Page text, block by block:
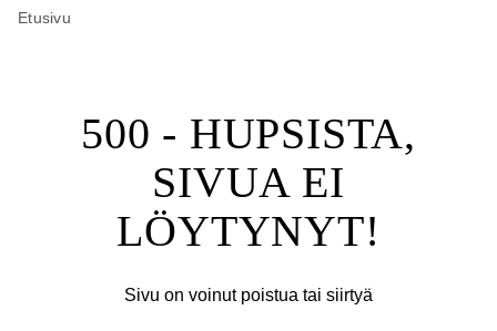
Etusivu
500 - HUPSISTA,
SIVUA EI
LÖYTYNYT!
Sivu on voinut poistua tai siirtyä